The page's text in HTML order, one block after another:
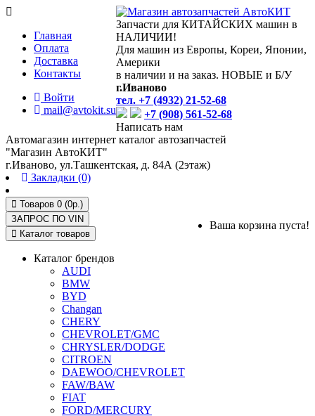
Главная
Оплата
Доставка
Контакты
Войти
mail@avtokit.su
Запчасти для КИТАЙСКИХ машин в
НАЛИЧИИ!
Для машин из Европы, Кореи, Японии,
Америки
в наличии и на заказ. НОВЫЕ и Б/У
г.Иваново
тел. +7 (4932) 21-52-68
+7 (908) 561-52-68
Написать нам
Автомагазин интернет каталог автозапчастей
"Магазин АвтоКИТ"
г.Иваново, ул.Ташкентская, д. 84А (2этаж)
Закладки (0)
Товаров 0 (0р.)
Ваша корзина пуста!
ЗАПРОС ПО VIN
Каталог товаров
Каталог брендов
AUDI
BMW
BYD
Changan
CHERY
CHEVROLET/GMC
CHRYSLER/DODGE
CITROEN
DAEWOO/CHEVROLET
FAW/BAW
FIAT
FORD/MERCURY